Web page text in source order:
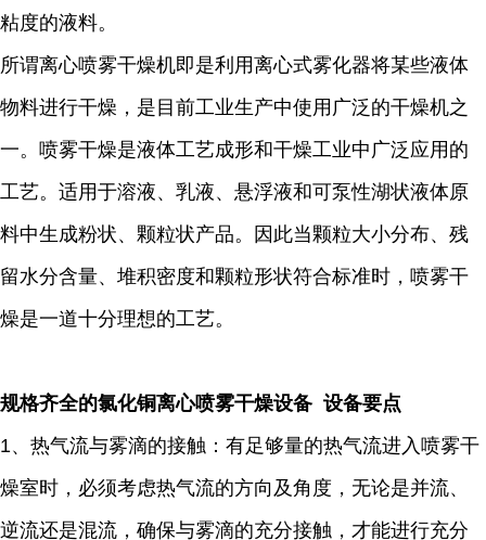
粘度的液料。
所谓离心喷雾干燥机即是利用离心式雾化器将某些液体
物料进行干燥，是目前工业生产中使用广泛的干燥机之
一。喷雾干燥是液体工艺成形和干燥工业中广泛应用的
工艺。适用于溶液、乳液、悬浮液和可泵性湖状液体原
料中生成粉状、颗粒状产品。因此当颗粒大小分布、残
留水分含量、堆积密度和颗粒形状符合标准时，喷雾干
燥是一道十分理想的工艺。
规格齐全的氯化铜离心喷雾干燥设备 设备要点
1、热气流与雾滴的接触：有足够量的热气流进入喷雾干
燥室时，必须考虑热气流的方向及角度，无论是并流、
逆流还是混流，确保与雾滴的充分接触，才能进行充分